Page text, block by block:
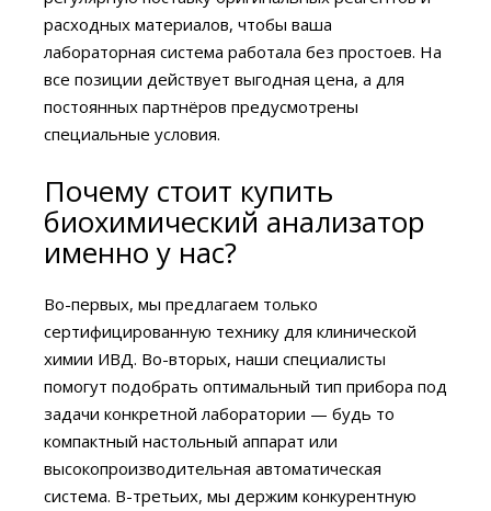
расходных материалов, чтобы ваша
лабораторная система работала без простоев. На
все позиции действует выгодная цена, а для
постоянных партнёров предусмотрены
специальные условия.
Почему стоит купить
биохимический анализатор
именно у нас?
Во-первых, мы предлагаем только
сертифицированную технику для клинической
химии ИВД. Во-вторых, наши специалисты
помогут подобрать оптимальный тип прибора под
задачи конкретной лаборатории — будь то
компактный настольный аппарат или
высокопроизводительная автоматическая
система. В-третьих, мы держим конкурентную